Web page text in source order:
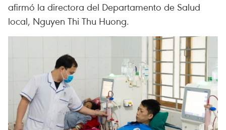
afirmó la directora del Departamento de Salud
local, Nguyen Thi Thu Huong.